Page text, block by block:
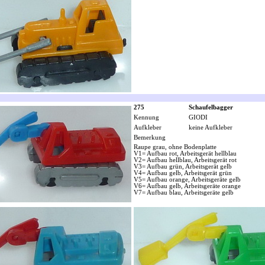
275
Schaufelbagger
Kennung
GIODI
Aufkleber
keine Aufkleber
Bemerkung
Raupe grau, ohne Bodenplatte
V1= Aufbau rot, Arbeitsgerät hellblau
V2= Aufbau hellblau, Arbeitsgerät rot
V3= Aufbau grün, Arbeitsgerät gelb
V4= Aufbau gelb, Arbeitsgerät grün
V5= Aufbau orange, Arbeitsgeräte gelb
V6= Aufbau gelb, Arbeitsgeräte orange
V7= Aufbau blau, Arbeitsgeräte gelb